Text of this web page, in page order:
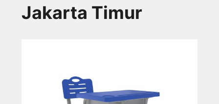
Jakarta Timur